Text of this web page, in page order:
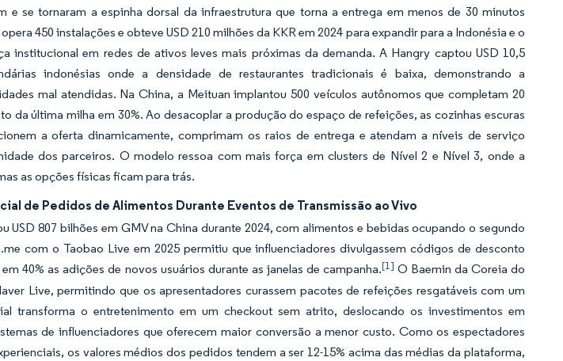
e se tornaram a espinha dorsal da infraestrutura que torna a entrega em menos de 30 minutos
450 instalações e obteve USD 210 milhões da KKR em 2024 para expandir para a Indonésia e o
institucional em redes de ativos leves mais próximas da demanda. A Hangry captou USD 10,5
indonésias onde a densidade de restaurantes tradicionais é baixa, demonstrando a
mal atendidas. Na China, a Meituan implantou 500 veículos autônomos que completam 20
da última milha em 30%. Ao desacoplar a produção do espaço de refeições, as cozinhas escuras
a oferta dinamicamente, comprimam os raios de entrega e atendam a níveis de serviço
dos parceiros. O modelo ressoa com mais força em clusters de Nível 2 e Nível 3, onde a
as opções físicas ficam para trás.
de Pedidos de Alimentos Durante Eventos de Transmissão ao Vivo
USD 807 bilhões em GMV na China durante 2024, com alimentos e bebidas ocupando o segundo
com o Taobao Live em 2025 permitiu que influenciadores divulgassem códigos de desconto
40% as adições de novos usuários durante as janelas de campanha.[1] O Baemin da Coreia do
Live, permitindo que os apresentadores curassem pacotes de refeições resgatáveis com um
transforma o entretenimento em um checkout sem atrito, deslocando os investimentos em
de influenciadores que oferecem maior conversão a menor custo. Como os espectadores
os valores médios dos pedidos tendem a ser 12-15% acima das médias da plataforma,